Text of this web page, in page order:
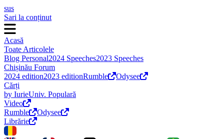
sus
Sari la conținut
Acasă
Toate Articolele
Blog Personal2024 Speeches2023 Speeches
Chișinău Forum
2024 edition2023 editionRumble
Odysee
Cărți
by IurieUniv. Populară
Video
Rumble
Odysee
Librărie